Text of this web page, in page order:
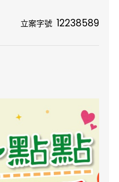
立案字號 12238589